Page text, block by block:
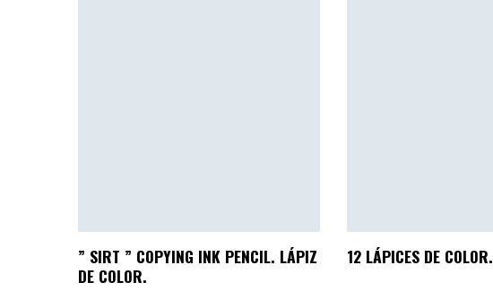
” SIRT ” COPYING INK PENCIL. LÁPIZ
DE COLOR.
12 LÁPICES DE COLOR.